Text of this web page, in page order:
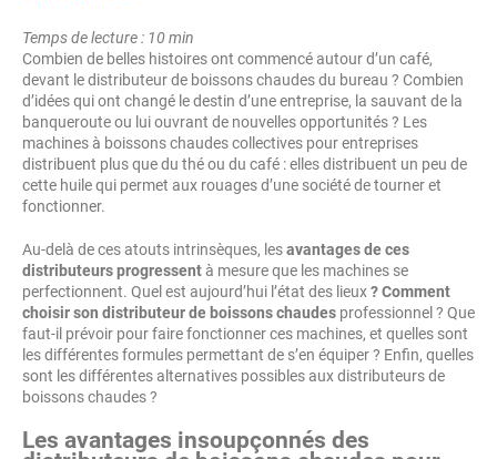
Temps de lecture : 10 min
Combien de belles histoires ont commencé autour d’un café,
devant le distributeur de boissons chaudes du bureau ? Combien
d’idées qui ont changé le destin d’une entreprise, la sauvant de la
banqueroute ou lui ouvrant de nouvelles opportunités ? Les
machines à boissons chaudes collectives pour entreprises
distribuent plus que du thé ou du café : elles distribuent un peu de
cette huile qui permet aux rouages d’une société de tourner et
fonctionner.
Au-delà de ces atouts intrinsèques, lesavantages de ces
distributeurs progressentà mesure que les machines se
perfectionnent. Quel est aujourd’hui l’état des lieux? Comment
choisir son distributeur de boissons chaudes professionnel ? Que
faut-il prévoir pour faire fonctionner ces machines, et quelles sont
les différentes formules permettant de s’en équiper ? Enfin, quelles
sont les différentes alternatives possibles aux distributeurs de
boissons chaudes ?
Les avantages insoupçonnés des